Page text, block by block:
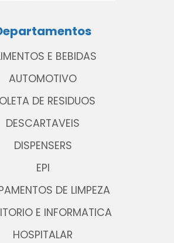
E BEBIDAS
AUTOMOTIVO
DE RESIDUOS
DESCARTAVEIS
DISPENSERS
EPI
DE LIMPEZA
E INFORMATICA
HOSPITALAR